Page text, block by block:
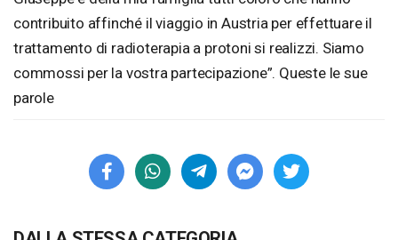
contribuito affinché il viaggio in Austria per effettuare il
trattamento di radioterapia a protoni si realizzi. Siamo
commossi per la vostra partecipazione”. Queste le sue
parole